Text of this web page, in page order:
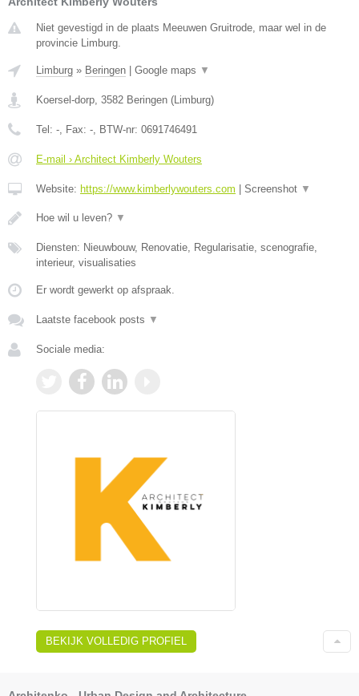
Niet gevestigd in de plaats Meeuwen Gruitrode, maar wel in de
provincie Limburg.
Limburg » Beringen Google maps ▼
Koersel-dorp, 3582 Beringen (Limburg)
Tel: -, Fax: -, BTW-nr: 0691746491
E-mail › Architect Kimberly Wouters
Website: https://www.kimberlywouters.com Screenshot ▼
Hoe wil u leven? ▼
Diensten: Nieuwbouw, Renovatie, Regularisatie, scenografie,
interieur, visualisaties
Er wordt gewerkt op afspraak.
Laatste facebook posts ▼
Sociale media:
BEKIJK VOLLEDIG PROFIEL